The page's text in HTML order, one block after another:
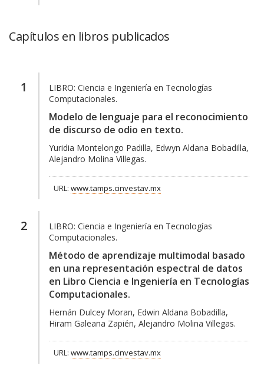
Capítulos en libros publicados
1 LIBRO: Ciencia e Ingeniería en Tecnologías
Computacionales.
Modelo de lenguaje para el reconocimiento
de discurso de odio en texto.
Yuridia Montelongo Padilla, Edwyn Aldana Bobadilla,
Alejandro Molina Villegas.
URL: www.tamps.cinvestav.mx
2 LIBRO: Ciencia e Ingeniería en Tecnologías
Computacionales.
Método de aprendizaje multimodal basado
en una representación espectral de datos
en Libro Ciencia e Ingeniería en Tecnologías
Computacionales.
Hernán Dulcey Moran, Edwin Aldana Bobadilla,
Hiram Galeana Zapién, Alejandro Molina Villegas.
URL: www.tamps.cinvestav.mx